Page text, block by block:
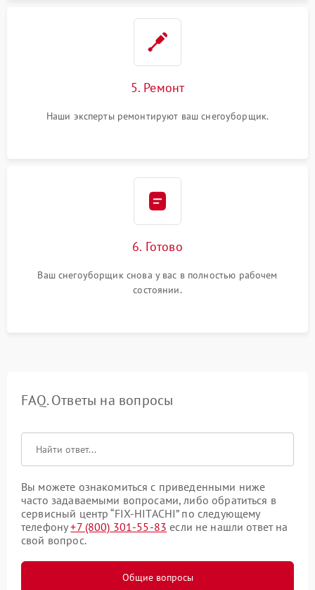
5. Ремонт
Наши эксперты ремонтируют ваш снегоуборщик.
6. Готово
Ваш снегоуборщик снова у вас в полностью рабочем
состоянии.
FAQ. Ответы на вопросы
Вы можете ознакомиться с приведенными ниже
часто задаваемыми вопросами, либо обратиться в
сервисный центр “FIX-HITACHI” по следующему
телефону+7 (800) 301-55-83 если не нашли ответ на
свой вопрос.
Общие вопросы